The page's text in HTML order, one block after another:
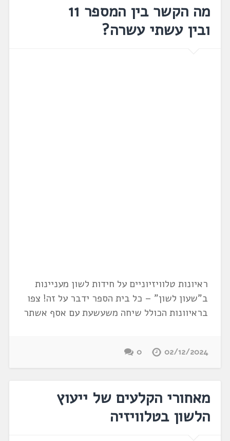
מה הקשר בין המספר 11
ובין עשתי עשרה?
ראיונות טלוויזיוניים על חידות לשון מעניינות
ב"שעון לשון" – כל בית הספר ידבר על זה! צפו
בראיוונות הכולל שיחה משעשעת עם אסף אשתר
02/12/2024
0
מאחורי הקלעים של ייעוץ
הלשון בטלוויזיה